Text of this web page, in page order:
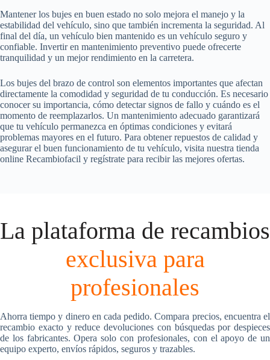
Mantener los bujes en buen estado no solo mejora el manejo y la
estabilidad del vehículo, sino que también incrementa la seguridad. Al
final del día, un vehículo bien mantenido es un vehículo seguro y
confiable. Invertir en mantenimiento preventivo puede ofrecerte
tranquilidad y un mejor rendimiento en la carretera.
Los bujes del brazo de control son elementos importantes que afectan
directamente la comodidad y seguridad de tu conducción. Es necesario
conocer su importancia, cómo detectar signos de fallo y cuándo es el
momento de reemplazarlos. Un mantenimiento adecuado garantizará
que tu vehículo permanezca en óptimas condiciones y evitará
problemas mayores en el futuro. Para obtener repuestos de calidad y
asegurar el buen funcionamiento de tu vehículo, visita nuestra tienda
online Recambiofacil y regístrate para recibir las mejores ofertas.
La plataforma de recambios
exclusiva para
profesionales
Ahorra tiempo y dinero en cada pedido. Compara precios, encuentra el
recambio exacto y reduce devoluciones con búsquedas por despieces
de los fabricantes. Opera solo con profesionales, con el apoyo de un
equipo experto, envíos rápidos, seguros y trazables.